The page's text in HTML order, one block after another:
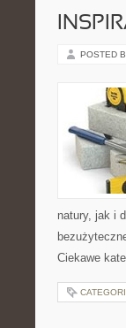
POSTED
natury, jak i
Ciekawe